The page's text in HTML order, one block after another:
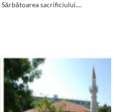
sacrificiului....